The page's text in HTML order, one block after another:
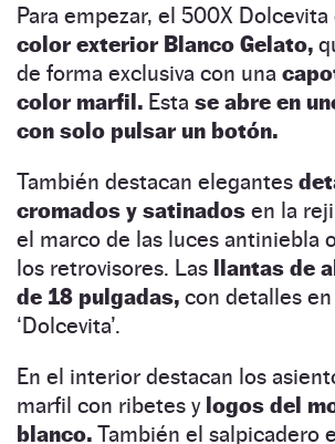
Para empezar, el 500X
color exterior Blanco Gelato,
de forma exclusiva con una
color marfil. Esta se abre en
con solo pulsar un botón.
También destacan elegantes
cromados y satinados en la
el marco de las luces antiniebla
los retrovisores. Las llantas de
de 18 pulgadas, con detalles
‘Dolcevita’.
En el interior destacan los
marfil con ribetes y logos del
blanco. También el salpicadero